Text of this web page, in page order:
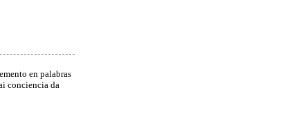
en palabras
conciencia da